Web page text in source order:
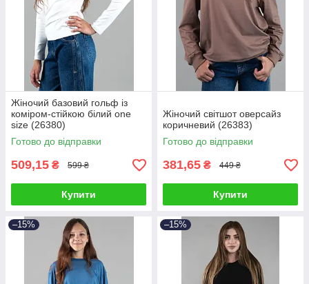
Жіночий базовий гольф із
коміром-стійкою білий one
size (26380)
Готово до відправки
509,15 ₴ 599 ₴
Купити
Жіночий світшот оверсайз
коричневий (26383)
Готово до відправки
381,65 ₴ 449 ₴
Купити
–15% –15%